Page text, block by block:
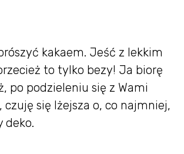
kakaem. Jeść z lekkim
to tylko bezy! Ja biorę
po podzieleniu się z Wami
się lżejsza o, co najmniej,
deko.